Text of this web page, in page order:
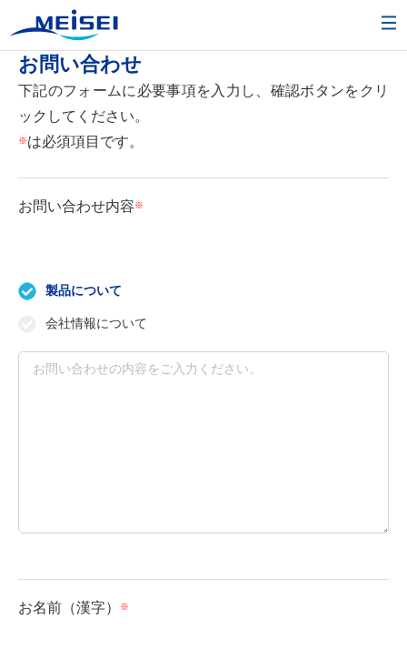
お問い合わせ
下記のフォームに必要事項を入力し、確認ボタンをクリ
ックしてください。
※は必須項目です。
お問い合わせ内容
製品について
会社情報について
お名前（漢字）